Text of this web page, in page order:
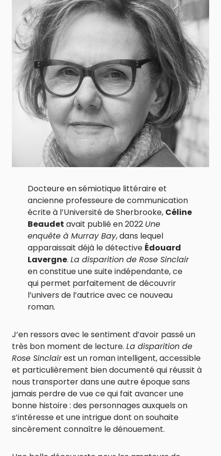
Docteure en sémiotique littéraire et
ancienne professeure de communication
écrite à l’Université de Sherbrooke, Céline
Beaudet avait publié en 2022 Une
enquête à Murray Bay, dans lequel
apparaissait déjà le détective Édouard
Lavergne. La disparition de Rose Sinclair
en constitue une suite indépendante, ce
qui permet parfaitement de découvrir
l’univers de l’autrice avec ce nouveau
roman.
J’en ressors avec le sentiment d’avoir passé un
très bon moment de lecture. La disparition de
Rose Sinclairest un roman intelligent, accessible
et particulièrement bien documenté qui réussit à
nous transporter dans une autre époque sans
jamais perdre de vue ce qui fait avancer une
bonne histoire : des personnages auxquels on
s’intéresse et une intrigue dont on souhaite
sincèrement connaître le dénouement.